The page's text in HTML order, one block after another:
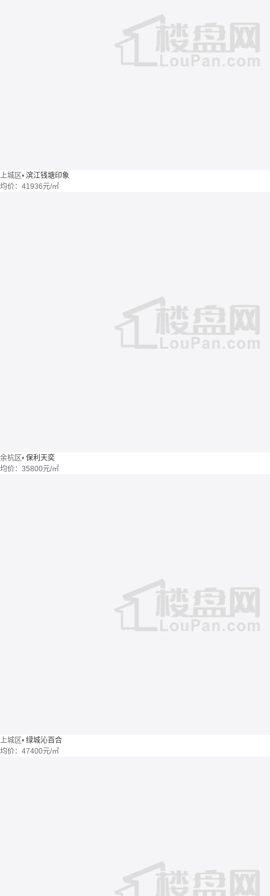
上城区• 滨江钱塘印象
均价： 41936元/㎡
余杭区• 保利天奕
均价： 35800元/㎡
上城区• 绿城沁百合
均价： 47400元/㎡